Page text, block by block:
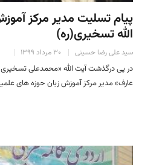
پیام تسلیت مدیر مرکز
الله تسخیری(ره)
سید علی رضا حسینی ۳۰ مرداد ۱۳۹۹
در پی درگذشت آیت الله «محمدعلی
عارف» مدیر مرکز آموزش زبان حوزه های